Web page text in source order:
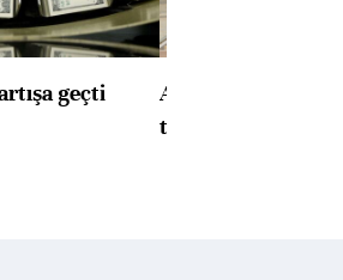
geçti
ABD'de konut
toparlandı